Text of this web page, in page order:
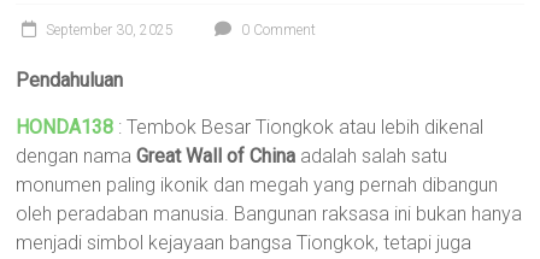
September 30, 2025 0 Comment
Pendahuluan
HONDA138 : Tembok Besar Tiongkok atau lebih dikenal
dengan namaGreat Wall of China adalah salah satu
monumen paling ikonik dan megah yang pernah dibangun
oleh peradaban manusia. Bangunan raksasa ini bukan hanya
menjadi simbol kejayaan bangsa Tiongkok, tetapi juga